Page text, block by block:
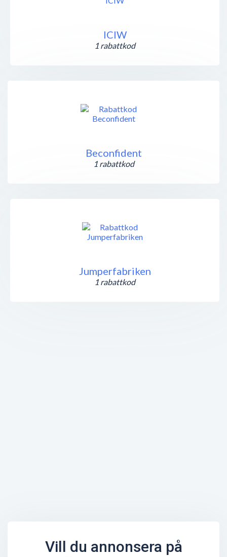
ICIW
1 rabattkod
Beconfident
1 rabattkod
Jumperfabriken
1 rabattkod
Vill du annonsera på